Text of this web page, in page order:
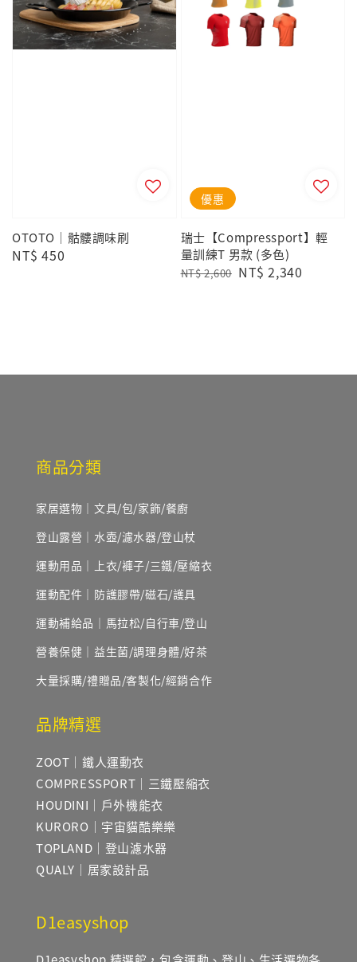
OTOTO｜骷髏調味刷
Regular
NT$ 450
優惠
瑞士【Compressport】輕
量訓練T 男款 (多色)
Regular
NT$ 2,600 Sale
NT$ 2,340
商品分類
家居選物｜文具/包/家飾/餐廚
登山露營｜水壺/濾水器/登山杖
運動用品｜上衣/褲子/三鐵/壓縮衣
運動配件｜防護膠帶/磁石/護具
運動補給品｜馬拉松/自行車/登山
營養保健｜益生菌/調理身體/好茶
大量採購/禮贈品/客製化/經銷合作
品牌精選
ZOOT｜鐵人運動衣
COMPRESSPORT｜三鐵壓縮衣
HOUDINI｜戶外機能衣
KURORO｜宇宙貓酷樂樂
TOPLAND｜登山濾水器
QUALY｜居家設計品
D1easyshop